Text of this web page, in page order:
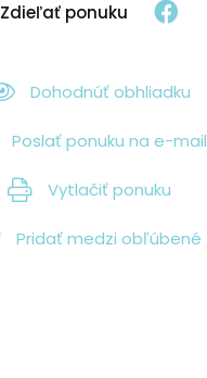
Zdieľať ponuku
Dohodnúť obhliadku
Poslať ponuku na e-mail
Vytlačiť ponuku
Pridať medzi obľúbené